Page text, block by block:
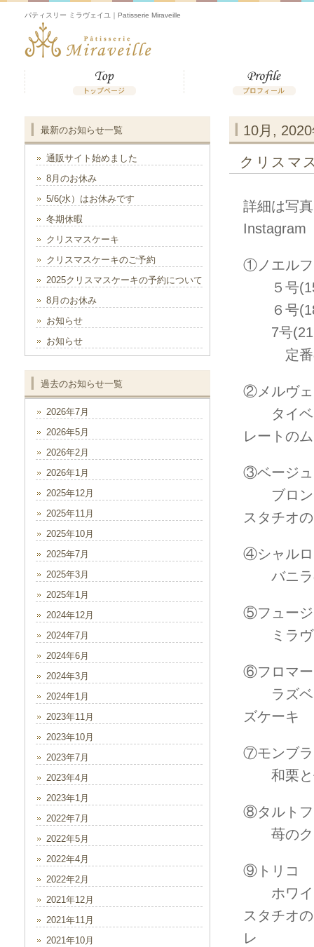
パティスリー ミラヴェイユ｜Patisserie Miraveille
10月,
クリスマ
詳細は写
Instagram
①ノエル
５号(15
６号
7号(21
定番の
②メルヴ
タイベリ
レートの
③ベー
ブロンド
スタチオ
④シャル
バニラ
⑤フュー
ミラヴ
⑥フロマ
ラズベリ
ズケーキ
⑦モンブ
和栗と
⑧タルト
苺のク
⑨トリコ
ホワイト
スタチオ
レ
最新のお知らせ一覧
通販サイト始めました
8月のお休み
5/6(水）はお休みです
冬期休暇
クリスマスケーキ
クリスマスケーキのご予約
2025クリスマスケーキの予約について
8月のお休み
お知らせ
お知らせ
過去のお知らせ一覧
2026年7月
2026年5月
2026年2月
2026年1月
2025年12月
2025年11月
2025年10月
2025年7月
2025年3月
2025年1月
2024年12月
2024年7月
2024年6月
2024年3月
2024年1月
2023年11月
2023年10月
2023年7月
2023年4月
2023年1月
2022年7月
2022年5月
2022年4月
2022年2月
2021年12月
2021年11月
2021年10月